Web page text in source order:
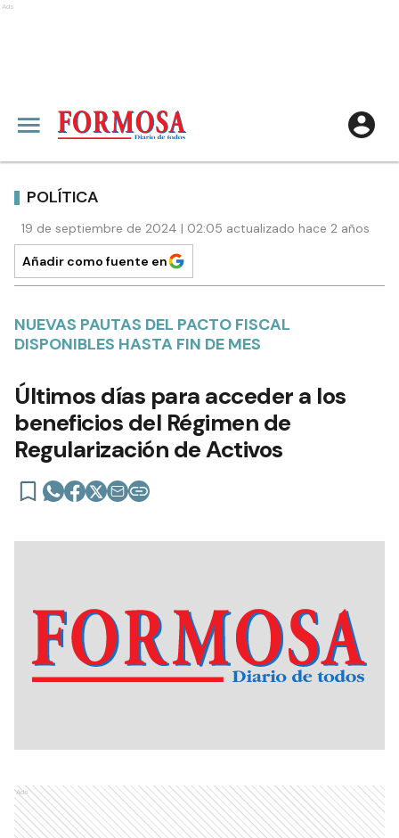
Ads
POLÍTICA
19 de septiembre de 2024 | 02:05 actualizado hace 2 años
Añadir como fuente en
NUEVAS PAUTAS DEL PACTO FISCAL
DISPONIBLES HASTA FIN DE MES
Últimos días para acceder a los
beneficios del Régimen de
Regularización de Activos
Ads